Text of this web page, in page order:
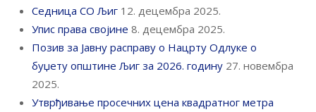
Седница СО Љиг 12. децембра 2025.
Упис права својине 8. децембра 2025.
Позив за Јавну расправу о Нацрту Одлуке о
буџету општине Љиг за 2026. годину 27. новембра
2025.
Утврђивање просечних цена квадратног метра